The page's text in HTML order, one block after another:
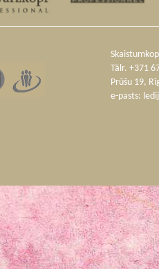
Tālr. +371
Prūšu 19,
e-pasts: